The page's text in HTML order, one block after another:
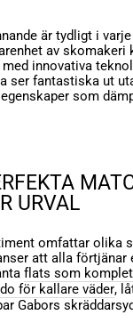
är tydligt i
av skomakeri
innovativa
ser fantastiska ut
som
URVAL
omfattar olika
att alla förtjänar
flats som
för kallare väder,
Gabors